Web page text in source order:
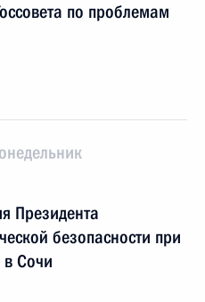
по проблемам
Президента
безопасности при
в Сочи